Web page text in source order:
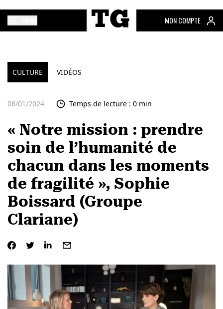
MON COMPTE
CULTURE VIDÉOS
08/01/2024 Temps de lecture : 0 min
« Notre mission : prendre
soin de l’humanité de
chacun dans les moments
de fragilité », Sophie
Boissard (Groupe
Clariane)